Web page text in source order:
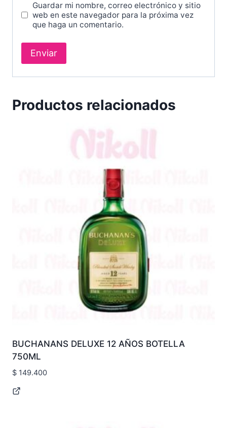
Guardar mi nombre, correo electrónico y sitio
web en este navegador para la próxima vez
que haga un comentario.
Productos relacionados
BUCHANANS DELUXE 12 AÑOS BOTELLA
750ML
$ 149.400